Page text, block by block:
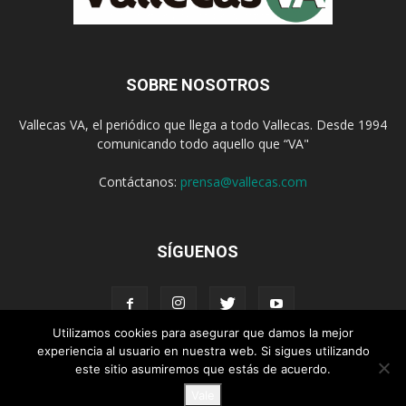
SOBRE NOSOTROS
Vallecas VA, el periódico que llega a todo Vallecas. Desde 1994
comunicando todo aquello que “VA"
Contáctanos: prensa@vallecas.com
SÍGUENOS
Aviso Legal Política de cookies
Utilizamos cookies para asegurar que damos la mejor
experiencia al usuario en nuestra web. Si sigues utilizando
este sitio asumiremos que estás de acuerdo.